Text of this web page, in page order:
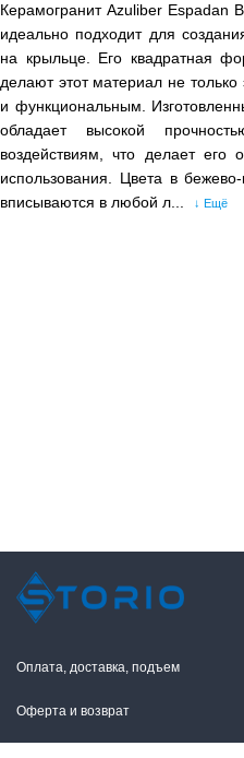
Керамогранит Azuliber Espadan
идеально подходит для
на крыльце. Его квадратная
делают этот материал не
и функциональным.
обладает высокой
воздействиям, что делает его
использования. Цвета в
вписываются в любой л...
↓ Ещё
Оплата, доставка, подъем
Оферта и возврат